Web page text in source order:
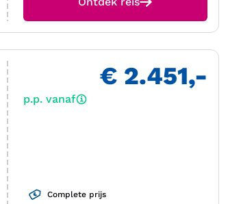
Complete prijs
€ 2.451,-
p.p. vanaf